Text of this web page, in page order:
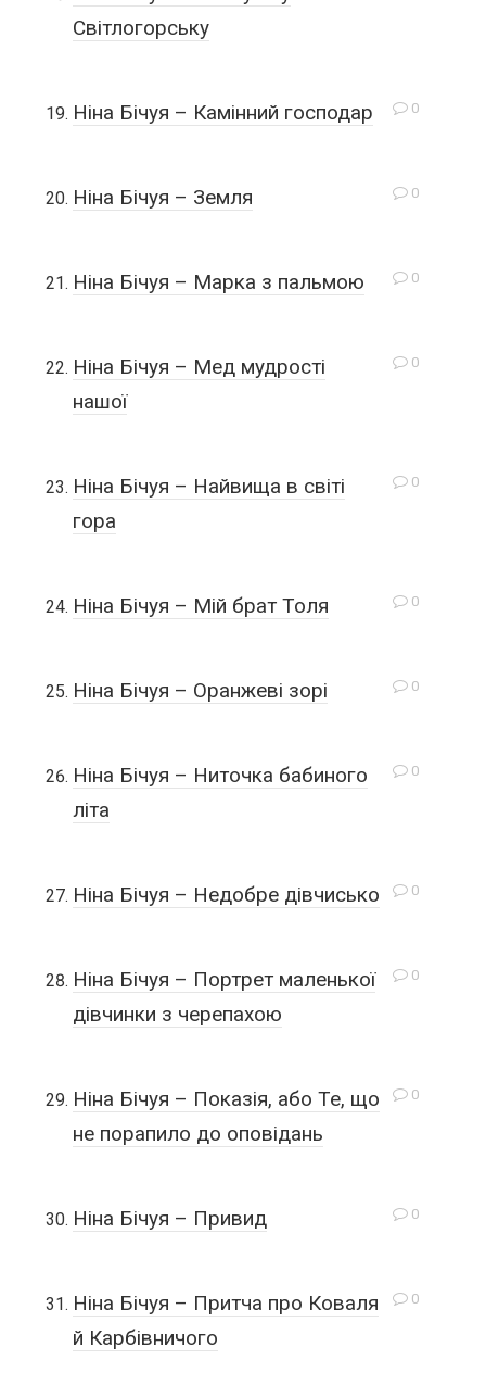
Світлогорську
0
Ніна Бічуя – Камінний господар
0
Ніна Бічуя – Земля
0
Ніна Бічуя – Марка з пальмою
0
Ніна Бічуя – Мед мудрості
нашої
0
Ніна Бічуя – Найвища в світі
гора
0
Ніна Бічуя – Мій брат Толя
0
Ніна Бічуя – Оранжеві зорі
0
Ніна Бічуя – Ниточка бабиного
літа
0
Ніна Бічуя – Недобре дівчисько
0
Ніна Бічуя – Портрет маленької
дівчинки з черепахою
0
Ніна Бічуя – Показія, або Те, що
не порапило до оповідань
0
Ніна Бічуя – Привид
0
Ніна Бічуя – Притча про Коваля
й Карбівничого